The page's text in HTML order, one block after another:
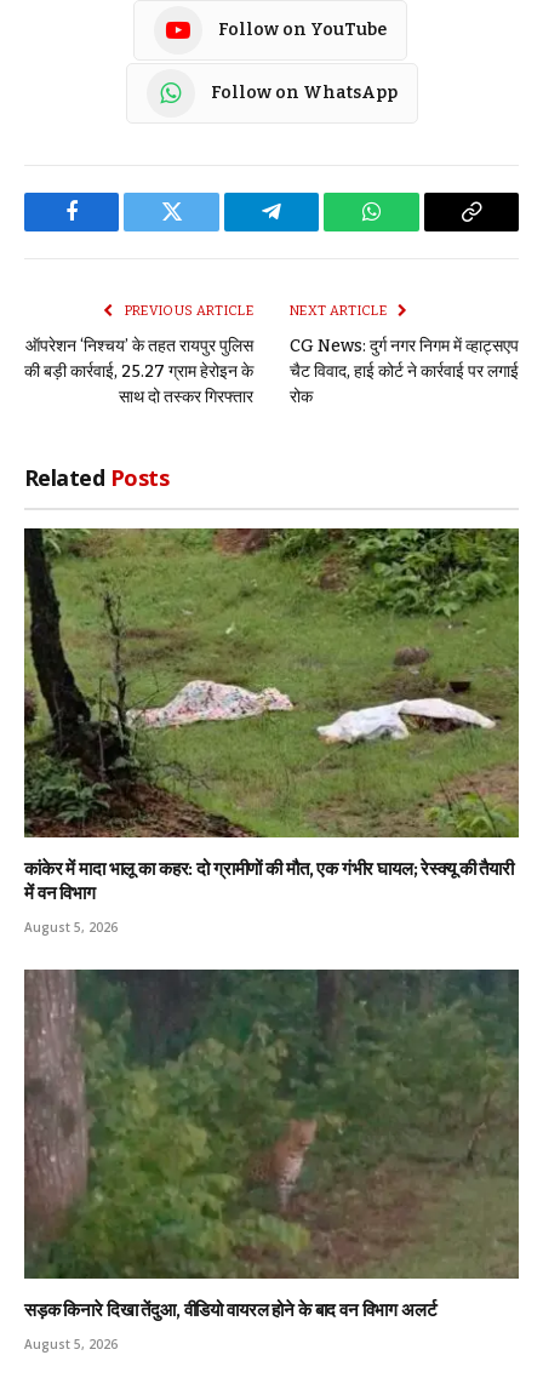
Follow on YouTube
Follow on WhatsApp
Facebook Twitter Telegram WhatsApp Copy
PREVIOUS ARTICLE
ऑपरेशन ‘निश्चय’ के तहत रायपुर पुलिस
की बड़ी कार्रवाई, 25.27 ग्राम हेरोइन के
साथ दो तस्कर गिरफ्तार
NEXT ARTICLE
CG News: दुर्ग नगर निगम में व्हाट्सएप
चैट विवाद, हाई कोर्ट ने कार्रवाई पर लगाई
रोक
Related Posts
कांकेर में मादा भालू का कहर: दो ग्रामीणों की मौत, एक गंभीर घायल; रेस्क्यू की तैयारी
में वन विभाग
August 5, 2026
सड़क किनारे दिखा तेंदुआ, वीडियो वायरल होने के बाद वन विभाग अलर्ट
August 5, 2026